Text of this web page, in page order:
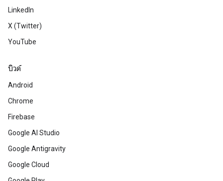
LinkedIn
X (Twitter)
YouTube
บิวด์
Android
Chrome
Firebase
Google AI Studio
Google Antigravity
Google Cloud